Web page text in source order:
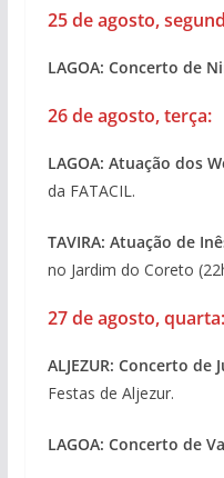
25 de agosto,
LAGOA: Concerto de
26 de agosto, terça:
LAGOA: Atuação dos
da FATACIL.
TAVIRA: Atuação de
no Jardim do Coreto
27 de agosto, quarta:
ALJEZUR: Concerto de
Festas de Aljezur.
LAGOA: Concerto de